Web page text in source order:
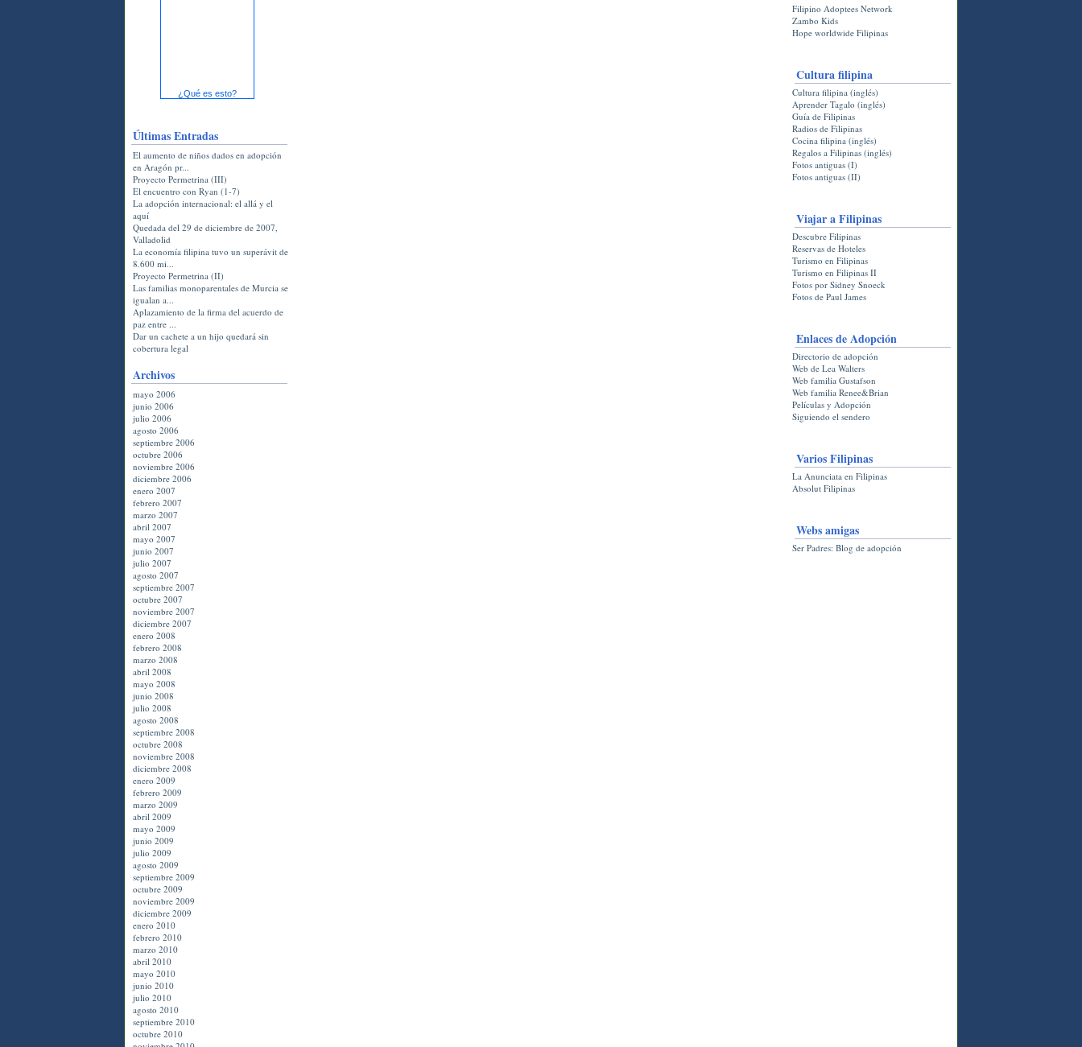
¿Qué es esto?
Últimas Entradas
El aumento de niños dados en adopción
en Aragón pr...
Proyecto Permetrina (III)
El encuentro con Ryan (1-7)
La adopción internacional: el allá y el
aquí
Quedada del 29 de diciembre de 2007,
Valladolid
La economía filipina tuvo un superávit de
8.600 mi...
Proyecto Permetrina (II)
Las familias monoparentales de Murcia se
igualan a...
Aplazamiento de la firma del acuerdo de
paz entre ...
Dar un cachete a un hijo quedará sin
cobertura legal
Archivos
mayo 2006
junio 2006
julio 2006
agosto 2006
septiembre 2006
octubre 2006
noviembre 2006
diciembre 2006
enero 2007
febrero 2007
marzo 2007
abril 2007
mayo 2007
junio 2007
julio 2007
agosto 2007
septiembre 2007
octubre 2007
noviembre 2007
diciembre 2007
enero 2008
febrero 2008
marzo 2008
abril 2008
mayo 2008
junio 2008
julio 2008
agosto 2008
septiembre 2008
octubre 2008
noviembre 2008
diciembre 2008
enero 2009
febrero 2009
marzo 2009
abril 2009
mayo 2009
junio 2009
julio 2009
agosto 2009
septiembre 2009
octubre 2009
noviembre 2009
diciembre 2009
enero 2010
febrero 2010
marzo 2010
abril 2010
mayo 2010
junio 2010
julio 2010
agosto 2010
septiembre 2010
octubre 2010
Filipino Adoptees Network
Zambo Kids
Hope worldwide Filipinas
Cultura filipina
Cultura filipina (inglés)
Aprender Tagalo (inglés)
Guía de Filipinas
Radios de Filipinas
Cocina filipina (inglés)
Regalos a Filipinas (inglés)
Fotos antiguas (I)
Fotos antiguas (II)
Viajar a Filipinas
Descubre Filipinas
Reservas de Hoteles
Turismo en Filipinas
Turismo en Filipinas II
Fotos por Sidney Snoeck
Fotos de Paul James
Enlaces de Adopción
Directorio de adopción
Web de Lea Walters
Web familia Gustafson
Web familia Renee&Brian
Películas y Adopción
Siguiendo el sendero
Varios Filipinas
La Anunciata en Filipinas
Absolut Filipinas
Webs amigas
Ser Padres: Blog de adopción